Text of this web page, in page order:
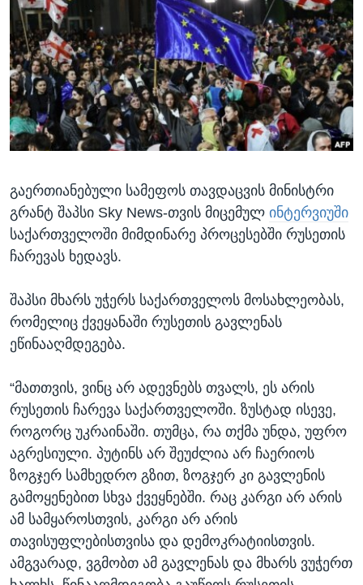
ᲡᲢᲣᲓᲘᲐ ᲕᲐᲨᲘᲜᲒᲢᲝᲜᲘ
ᲔᲙᲝᲜᲝᲛᲘᲙᲐ
ᲯᲐᲜᲛᲠᲗᲔᲚᲝᲑᲐ
ᲛᲔᲪᲜᲘᲔᲠᲔᲑᲐ
ᲘᲜᲢᲔᲠᲕᲘᲣ
ᲙᲣᲚᲢᲣᲠᲐ
ᲓᲔᲖᲘᲜᲤᲝᲠᲛᲐᲪᲘᲐ
Learning English
ᲗᲕᲐᲚᲘ ᲒᲕᲐᲓᲔᲕᲜᲔᲗ
ენები
გაერთიანებული სამეფოს თავდაცვის მინისტრი
გრანტ შაპსი Sky News-თვის მიცემულ ინტერვიუში
საქართველოში მიმდინარე პროცესებში რუსეთის
ჩარევას ხედავს.
შაპსი მხარს უჭერს საქართველოს მოსახლეობას,
რომელიც ქვეყანაში რუსეთის გავლენას
ეწინააღმდეგება.
“მათთვის, ვინც არ ადევნებს თვალს, ეს არის
რუსეთის ჩარევა საქართველოში. ზუსტად ისევე,
როგორც უკრაინაში. თუმცა, რა თქმა უნდა, უფრო
აგრესიული. პუტინს არ შეუძლია არ ჩაერიოს
ზოგჯერ სამხედრო გზით, ზოგჯერ კი გავლენის
გამოყენებით სხვა ქვეყნებში. რაც კარგი არ არის
ამ სამყაროსთვის, კარგი არ არის
თავისუფლებისთვისა და დემოკრატიისთვის.
ამგვარად, ვგმობთ ამ გავლენას და მხარს ვუჭერთ